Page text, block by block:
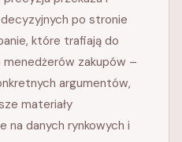
po stronie
które trafiają do
zakupów –
argumentów,
materiały
na danych rynkowych i